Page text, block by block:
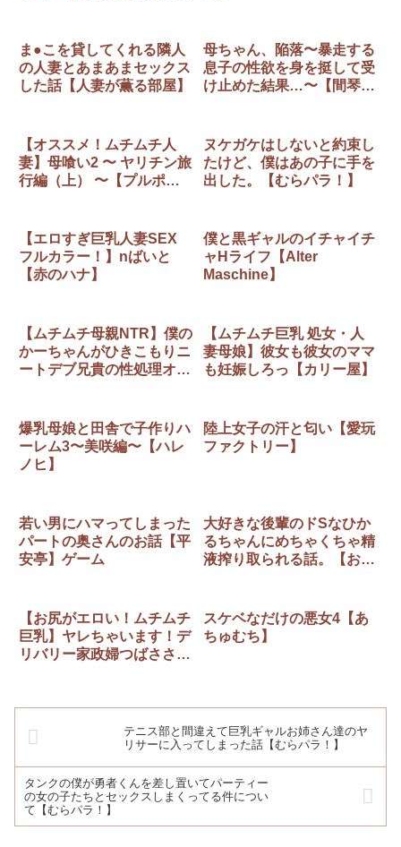
ま●こを貸してくれる隣人
の人妻とあまあまセックス
した話【人妻が薫る部屋】
母ちゃん、陥落〜暴走する
息子の性欲を身を挺して受
け止めた結果…〜【間琴し
【オススメ！ムチムチ人
妻】母喰い2 〜 ヤリチン旅
行編（上） 〜【プルポア
ヌケガケはしないと約束し
たけど、僕はあの子に手を
出した。【むらパラ！】
【エロすぎ巨乳人妻SEX
フルカラー！】nばいと
【赤のハナ】
僕と黒ギャルのイチャイチ
ャHライフ【Alter
Maschine】
【ムチムチ母親NTR】僕の
かーちゃんがひきこもりニ
ートデブ兄貴の性処理オナ
【ムチムチ巨乳 処女・人
妻母娘】彼女も彼女のママ
も妊娠しろっ【カリー屋】
爆乳母娘と田舎で子作りハ
ーレム3〜美咲編〜【ハレ
ノヒ】
陸上女子の汗と匂い【愛玩
ファクトリー】
若い男にハマってしまった
パートの奥さんのお話【平
安亭】ゲーム
大好きな後輩のドSなひか
るちゃんにめちゃくちゃ精
液搾り取られる話。【お口
【お尻がエロい！ムチムチ
巨乳】ヤレちゃいます！デ
リバリー家政婦つばささん
スケベなだけの悪女4【あ
ちゅむち】
テニス部と間違えて巨乳ギャルお姉さん達のヤ
リサーに入ってしまった話【むらパラ！】
タンクの僕が勇者くんを差し置いてパーティー
の女の子たちとセックスしまくってる件につい
て【むらパラ！】